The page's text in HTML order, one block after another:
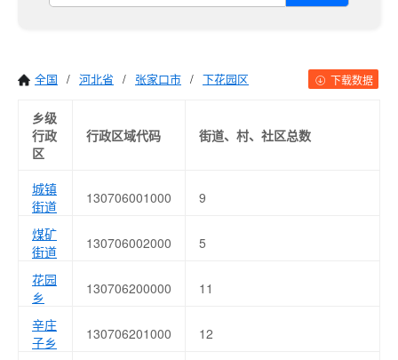
全国 / 河北省 / 张家口市 / 下花园区 下载数据
乡级
行政
区
行政区域代码 街道、村、社区总数
城镇
街道
130706001000 9
煤矿
街道
130706002000 5
花园
乡
130706200000 11
辛庄
子乡
130706201000 12